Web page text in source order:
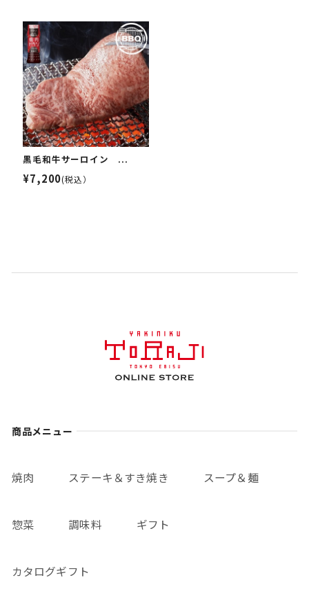
黒毛和牛サーロイン ...
¥7,200(税込）
商品メニュー
焼肉 ステーキ＆すき焼き スープ＆麺
惣菜 調味料 ギフト
カタログギフト